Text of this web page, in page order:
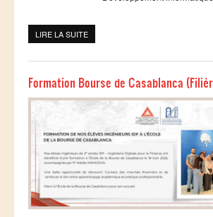
VIE ESTUDIANTINE
Club Forum GENI Entreprises
Club Bridge ENSIAS
Club Japonais de l'ENSIAS
Club Vintage ENSIAS
Club CINDH ENSIAS
LIRE LA SUITE
Formation Bourse de Casablanca